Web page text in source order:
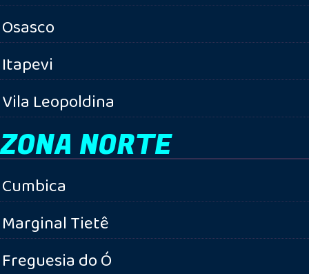
Osasco
Itapevi
Vila Leopoldina
ZONA NORTE
Cumbica
Marginal Tietê
Freguesia do Ó